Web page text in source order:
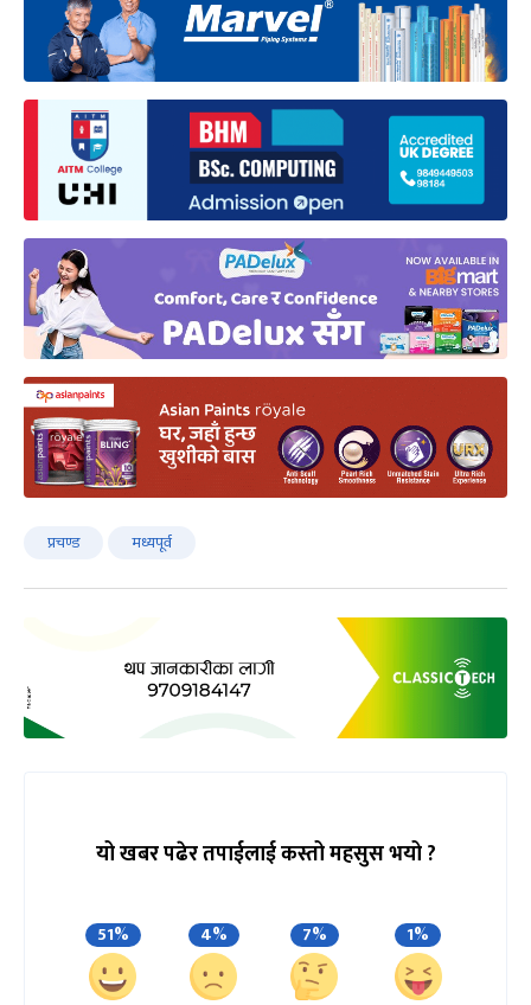
प्रचण्ड मध्यपूर्व
यो खबर पढेर तपाईलाई कस्तो महसुस भयो ?
51% 4% 7% 1%